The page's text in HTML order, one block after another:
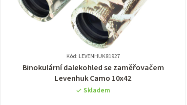
Kód: LEVENHUK81927
Průměrné
hodnocení
produktu
Binokulární dalekohled se zaměřovačem
Levenhuk Camo 10x42
Skladem